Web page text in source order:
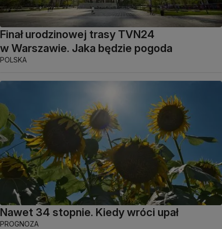
Finał urodzinowej trasy TVN24
w Warszawie. Jaka będzie pogoda
POLSKA
Nawet 34 stopnie. Kiedy wróci upał
PROGNOZA